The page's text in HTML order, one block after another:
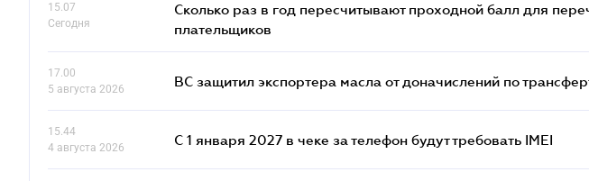
15.07
Сегодня
Сколько раз в год пересчитывают проходной балл для
плательщиков
17.00
5 августа 2026
ВС защитил экспортера масла от доначислений по
15.44
4 августа 2026
С 1 января 2027 в чеке за телефон будут требовать IMEI